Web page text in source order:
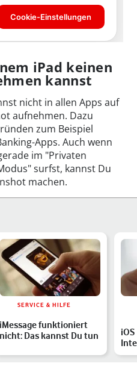
iPad keinen
kannst
nicht in allen Apps auf
aufnehmen. Dazu
zum Beispiel
Apps. Auch wenn
im "Privaten
surfst, kannst Du
machen.
SERVICE & HILFE
iMessage funktioniert
nicht: Das kannst Du tun